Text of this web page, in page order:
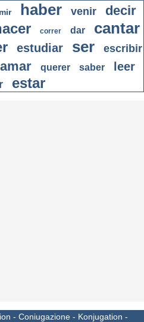
haber venir
decir
correr dar cantar
estudiar ser escribir
amar querer saber leer
estar
- Coniugazione - Konjugation -